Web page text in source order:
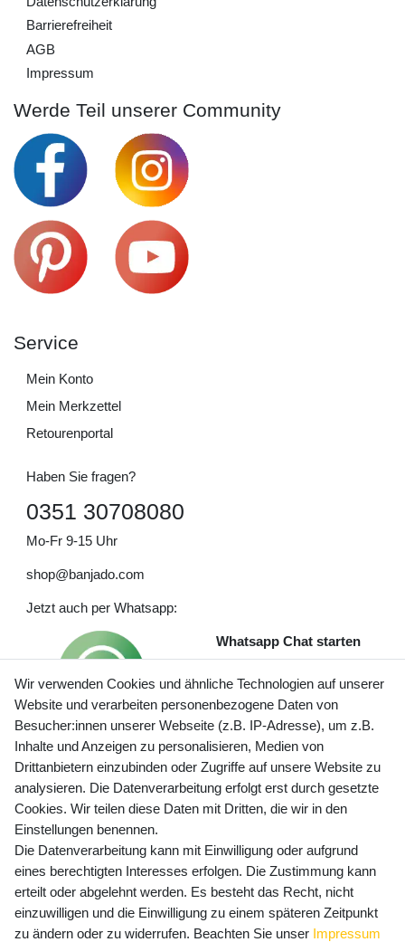
Barrierefreiheit
AGB
Impressum
Werde Teil unserer Community
Service
Mein Konto
Mein Merkzettel
Retourenportal
Haben Sie fragen?
0351 30708080
Mo-Fr 9-15 Uhr
shop@banjado.com
Jetzt auch per Whatsapp:
Whatsapp Chat starten
Preisangaben inkl. gesetzl. MwSt. und zzgl. Service- und
Versandkosten
Newsletter Anmeldung - Keine Angebote
mehr verpassen!
E-MAIL **
Newsletter
Honig
Wir verwenden Cookies und ähnliche Technologien auf unserer
Website und verarbeiten personenbezogene Daten von
Besucher:innen unserer Webseite (z.B. IP-Adresse), um z.B.
Inhalte und Anzeigen zu personalisieren, Medien von
Drittanbietern einzubinden oder Zugriffe auf unsere Website zu
analysieren. Die Datenverarbeitung erfolgt erst durch gesetzte
Cookies. Wir teilen diese Daten mit Dritten, die wir in den
Einstellungen benennen.
Die Datenverarbeitung kann mit Einwilligung oder aufgrund
eines berechtigten Interesses erfolgen. Die Zustimmung kann
erteilt oder abgelehnt werden. Es besteht das Recht, nicht
einzuwilligen und die Einwilligung zu einem späteren Zeitpunkt
zu ändern oder zu widerrufen. Beachten Sie unser Impressum